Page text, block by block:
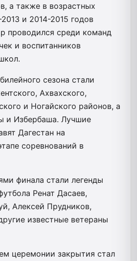
а также в возрастных
и 2014-2015 годов
проводился среди команд
и воспитанников
сезона стали
Ахвахского,
и Ногайского районов, а
и Избербаша. Лучшие
Дагестан на
соревнований в
финала стали легенды
Ренат Дасаев,
Алексей Прудников,
известные ветераны
церемонии закрытия стал